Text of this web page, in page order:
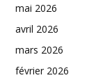
mai 2026
avril 2026
mars 2026
février 2026